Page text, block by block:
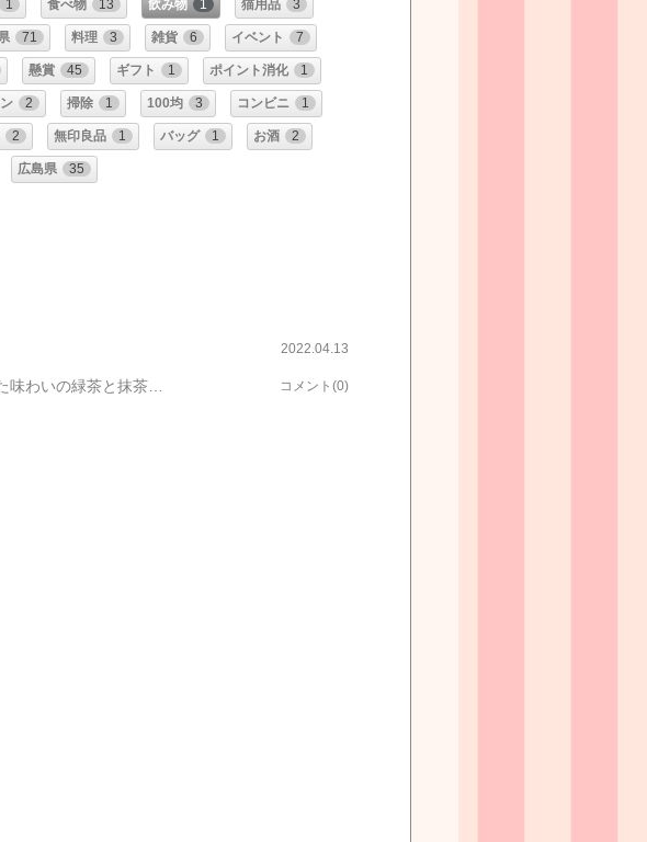
1 食べ物 13 飲み物 1 猫用品 3
71 料理 3 雑貨 6 イベント 7
懸賞 45 ギフト 1 ポイント消化 1
2 掃除 1 100均 3 コンビニ 1
2 無印良品 1 バッグ 1 お酒 2
広島県 35
香ばしくて美味しいお茶🍵商品特長こんがり炒った米に、すっきりとした味わいの緑茶と抹茶をブレンドした、緑鮮やかで香ばしい玄米茶です（国産茶葉100％）。通常より細かく粉砕した独自抹茶をブレンドすることで、さらに香り高く、色鮮やかな水色（すいしょく）を実現しました。☆北海道・九州も送料無料！伊藤園 お〜いお茶 玄米茶 ティーバッグ 20袋×20個セット
2022.04.13
コメント(0)